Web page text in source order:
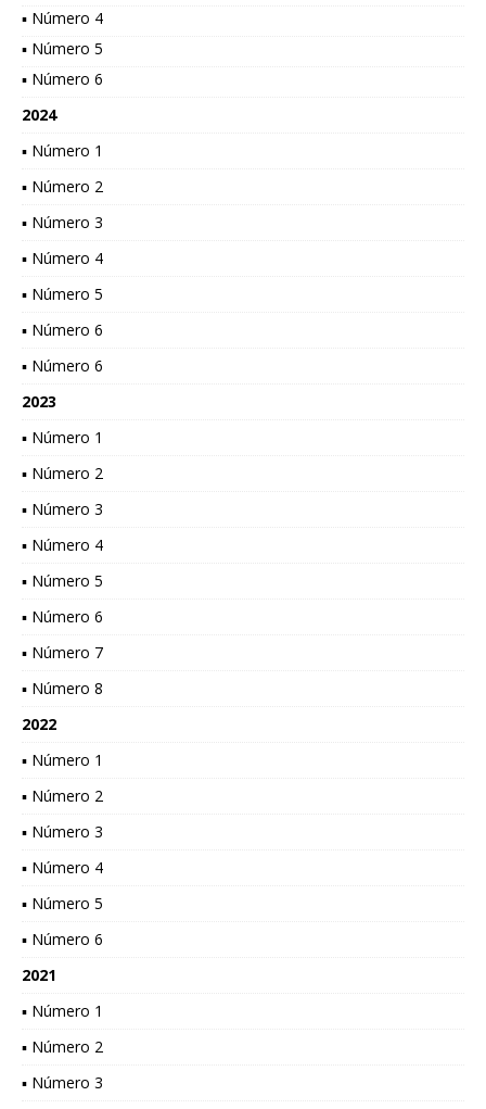
▪ Número 4
▪ Número 5
▪ Número 6
2024
▪ Número 1
▪ Número 2
▪ Número 3
▪ Número 4
▪ Número 5
▪ Número 6
▪ Número 6
2023
▪ Número 1
▪ Número 2
▪ Número 3
▪ Número 4
▪ Número 5
▪ Número 6
▪ Número 7
▪ Número 8
2022
▪ Número 1
▪ Número 2
▪ Número 3
▪ Número 4
▪ Número 5
▪ Número 6
2021
▪ Número 1
▪ Número 2
▪ Número 3